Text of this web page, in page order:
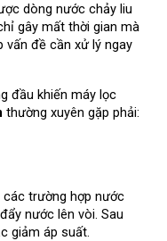
dòng nước chảy liu
gây mất thời gian mà
vấn đề cần xử lý ngay
đầu khiến máy lọc
thường xuyên gặp phải:
các trường hợp nước
nước lên vòi. Sau
giảm áp suất.